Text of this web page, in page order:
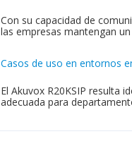
Con su capacidad de
las empresas mantengan
Casos de uso en entornos
El Akuvox R20KSIP resulta
adecuada para